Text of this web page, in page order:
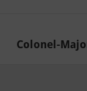
Colonel-